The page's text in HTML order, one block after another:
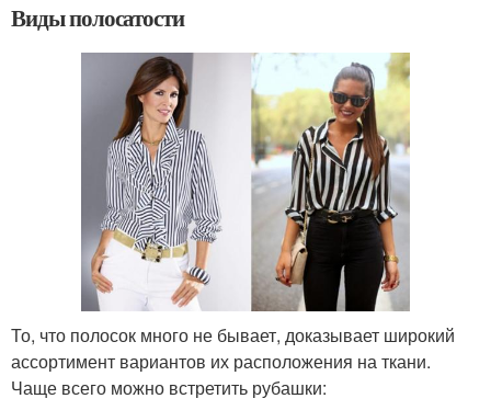
Виды полосатости
То, что полосок много не бывает, доказывает широкий
ассортимент вариантов их расположения на ткани.
Чаще всего можно встретить рубашки: